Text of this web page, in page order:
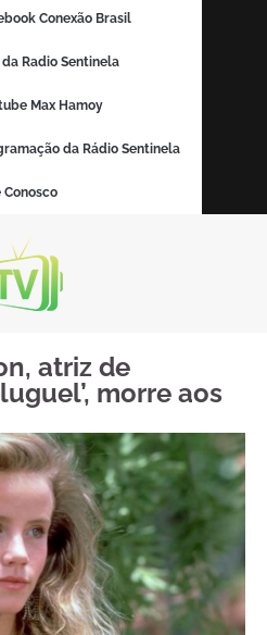
Conexão Brasil
Radio Sentinela
Max Hamoy
da Rádio Sentinela
Conosco
atriz de
morre aos